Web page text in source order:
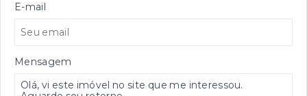
E-mail
Mensagem